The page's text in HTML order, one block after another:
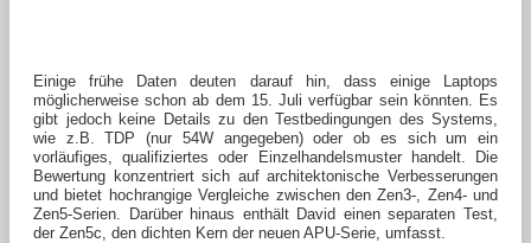
Einige frühe Daten deuten darauf hin, dass einige Laptops
möglicherweise schon ab dem 15. Juli verfügbar sein könnten. Es
gibt jedoch keine Details zu den Testbedingungen des Systems,
wie z.B. TDP (nur 54W angegeben) oder ob es sich um ein
vorläufiges, qualifiziertes oder Einzelhandelsmuster handelt. Die
Bewertung konzentriert sich auf architektonische Verbesserungen
und bietet hochrangige Vergleiche zwischen den Zen3-, Zen4- und
Zen5-Serien. Darüber hinaus enthält David einen separaten Test,
der Zen5c, den dichten Kern der neuen APU-Serie, umfasst.